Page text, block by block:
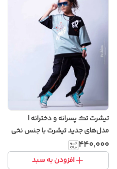
تیشرت تک پسرانه و دخترانه |
مدل‌های جدید تیشرت با جنس نخی
و طرح‌های خاص
۴۴۰٬۰۰۰
افزودن به سبد